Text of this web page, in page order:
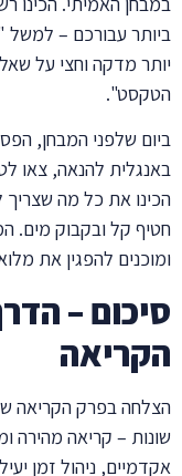
ביותר עבורכם –
יותר מדקה וחצי על
הטקסט".
ביום שלפני המבחן,
הכינו את כל מה
חטיף קל ובקבוק מים.
ומוכנים להפגין את
סיכום –
הקריאה
שונות – קריאה מהירה
אקדמיים, ניהול זמן